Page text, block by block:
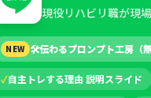
現役リハビリ職が現
NEW 🛠伝わるプロンプト工房（
✓自主トレする理由 説明スライド